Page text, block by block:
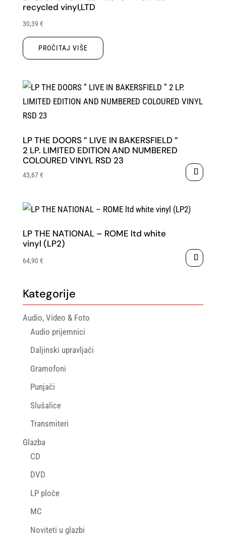
recycled vinyl,LTD
30,39 €
PROČITAJ VIŠE
LP THE DOORS ” LIVE IN BAKERSFIELD ”
2 LP. LIMITED EDITION AND NUMBERED
COLOURED VINYL RSD 23
43,67€
LP THE NATIONAL – ROME ltd white
vinyl (LP2)
64,90 €
Kategorije
Audio, Video & Foto
Audio prijemnici
Daljinski upravljači
Gramofoni
Punjači
Slušalice
Transmiteri
Glazba
CD
DVD
LP ploče
MC
Noviteti u glazbi